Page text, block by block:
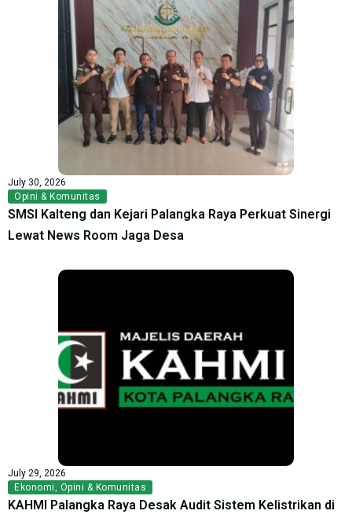
July 30, 2026
Opini & Komunitas
SMSI Kalteng dan Kejari Palangka Raya Perkuat Sinergi
Lewat News Room Jaga Desa
July 29, 2026
Ekonomi, Opini & Komunitas
KAHMI Palangka Raya Desak Audit Sistem Kelistrikan di